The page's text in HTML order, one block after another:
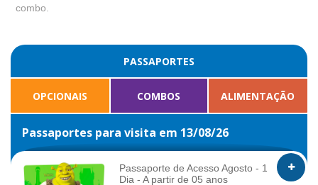
combo.
PASSAPORTES
OPCIONAIS COMBOS ALIMENTAÇÃO
Passaportes para visita em 13/08/26
Passaporte de Acesso Agosto - 1
Dia - A partir de 05 anos